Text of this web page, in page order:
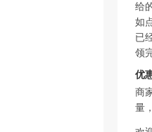
给
如
已
领
优
商
量